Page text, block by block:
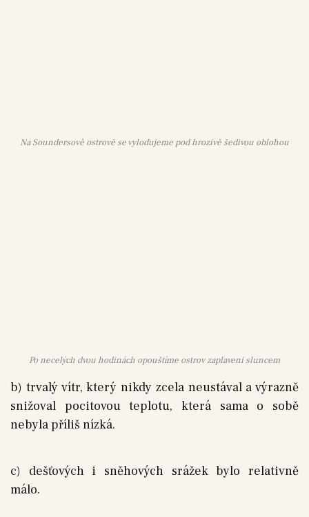
Na Soundersově ostrově se vyloďujeme pod hrozivě šedivou oblohou
Po necelých dvou hodinách opouštíme ostrov zaplaveni sluncem
b) trvalý vítr, který nikdy zcela neustával a výrazně
snižoval pocitovou teplotu, která sama o sobě
nebyla příliš nízká.
c) dešťových i sněhových srážek bylo relativně
málo.